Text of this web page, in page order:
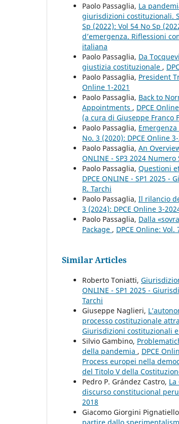
Paolo Passaglia, La
giurisdizioni costituzionali.
Sp (2022): Vol 54 No Sp
d’emergenza. Riflessioni
italiana
Paolo Passaglia, Da
giustizia costituzionale ,
Paolo Passaglia, President
Online 1-2021
Paolo Passaglia, Back to
Appointments , DPCE
(a cura di Giuseppe Franco
Paolo Passaglia,
No. 3 (2020): DPCE Online
Paolo Passaglia, An
ONLINE - SP3 2024
Paolo Passaglia, Questioni
DPCE ONLINE - SP1 2025
R. Tarchi
Paolo Passaglia, Il rilancio
3 (2024): DPCE Online 3-
Paolo Passaglia, Dalla
Package , DPCE Online: Vol.
Similar Articles
Roberto Toniatti,
ONLINE - SP1 2025 -
Tarchi
Giuseppe Naglieri,
processo costituzionale
Giurisdizioni costituzionali
Silvio Gambino,
della pandemia , DPCE
Process europei nella
del Titolo V della
Pedro P. Grández Castro,
discurso constitucional
2018
Giacomo Giorgini
partire dallo